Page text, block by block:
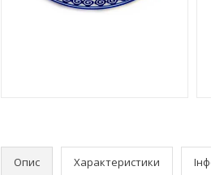
Опис Характеристики